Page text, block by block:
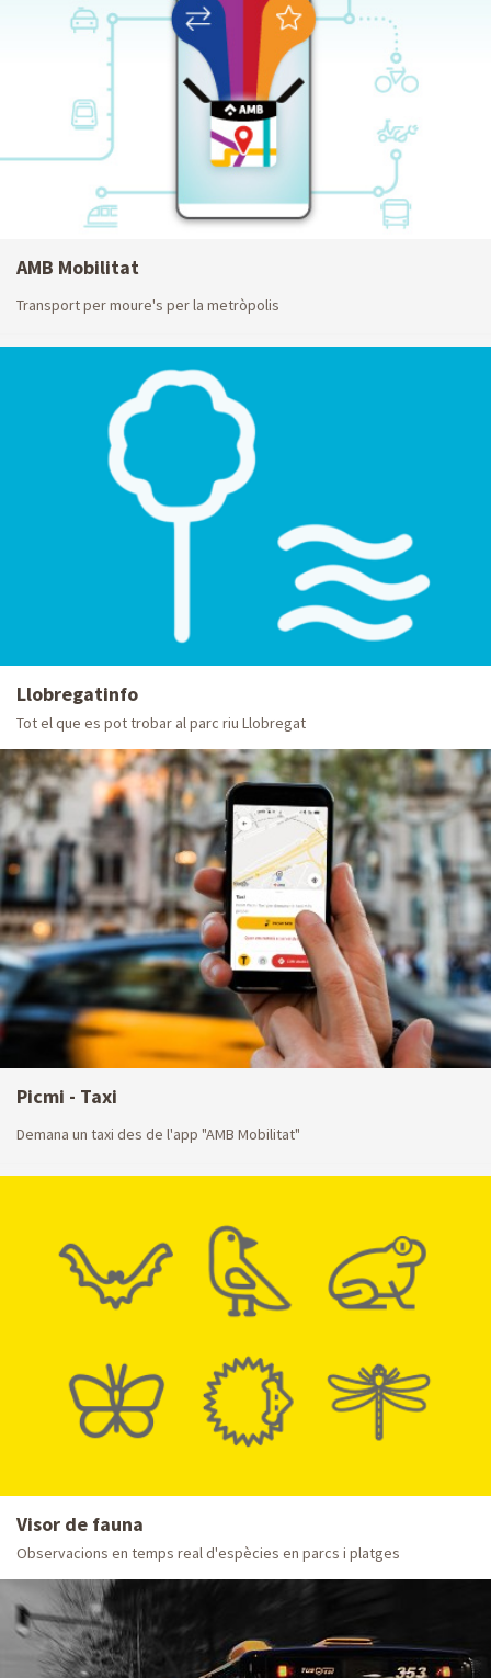
AMB Mobilitat
Transport per moure's per la metròpolis
Llobregatinfo
Tot el que es pot trobar al parc riu Llobregat
Picmi - Taxi
Demana un taxi des de l'app "AMB Mobilitat"
Visor de fauna
Observacions en temps real d'espècies en parcs i platges